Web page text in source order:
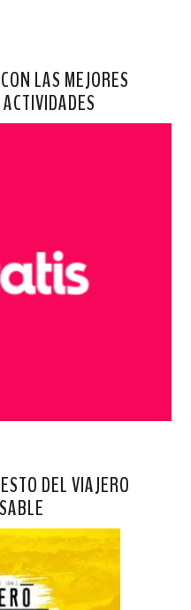
LAS MEJORES
DEL VIAJERO